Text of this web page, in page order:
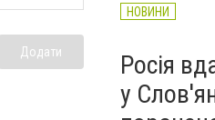
Додати
НОВИНИ
Росія
у